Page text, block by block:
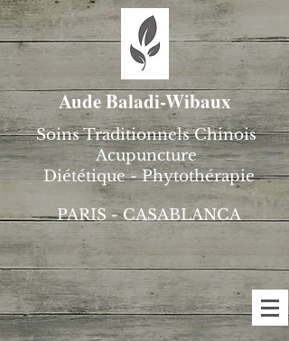
Aude Baladi-Wibaux
Soins Traditionnels Chinois
Acupuncture
Diététique - Phytothérapie
PARIS - CASABLANCA